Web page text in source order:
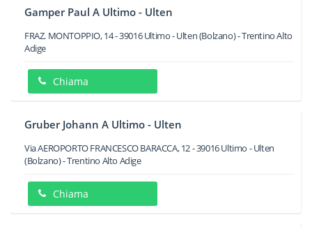
Gamper Paul A Ultimo - Ulten
FRAZ. MONTOPPIO, 14-39016 Ultimo - Ulten(Bolzano) -Trentino Alto
Adige
Chiama
Gruber Johann A Ultimo - Ulten
Via AEROPORTO FRANCESCO BARACCA, 12-39016Ultimo - Ulten
(Bolzano) -Trentino Alto Adige
Chiama